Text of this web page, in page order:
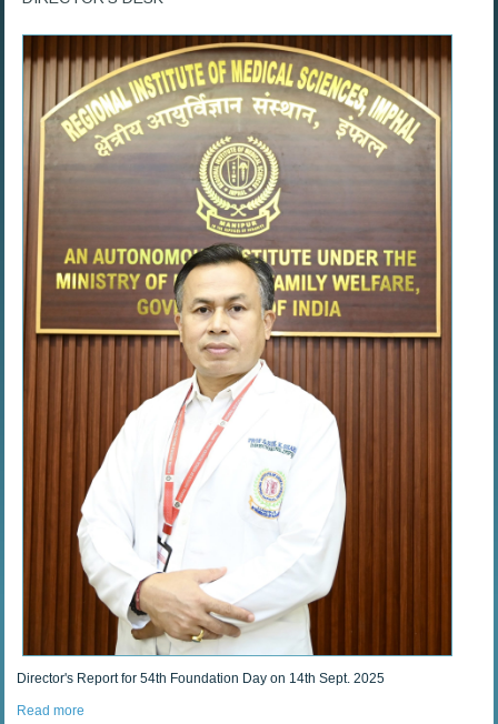
Director's Report for 54th Foundation Day on 14th Sept. 2025
Read more